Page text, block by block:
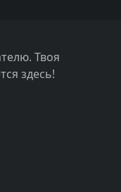
Твоя
здесь!